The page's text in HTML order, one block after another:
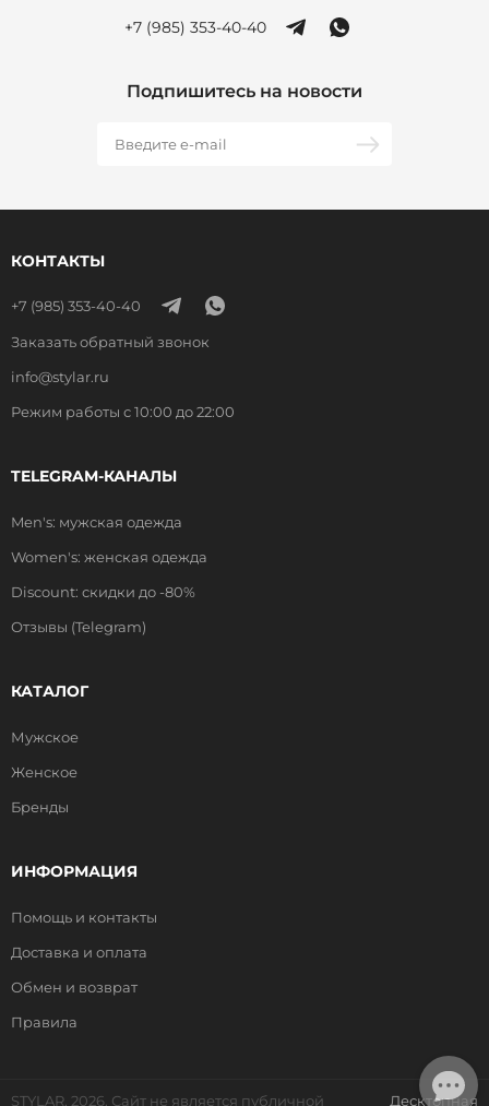
+7 (985) 353-40-40
Подпишитесь на новости
КОНТАКТЫ
+7 (985) 353-40-40
Заказать обратный звонок
info@stylar.ru
Режим работы с 10:00 до 22:00
TELEGRAM-КАНАЛЫ
Men's: мужская одежда
Women's: женская одежда
Discount: скидки до -80%
Отзывы (Telegram)
КАТАЛОГ
Мужское
Женское
Бренды
ИНФОРМАЦИЯ
Помощь и контакты
Доставка и оплата
Обмен и возврат
Правила
STYLAR, 2026. Сайт не является публичной Десктопная